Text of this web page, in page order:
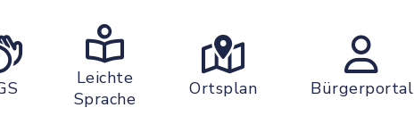
Leichte
Sprache
Ortsplan Bürgerportal